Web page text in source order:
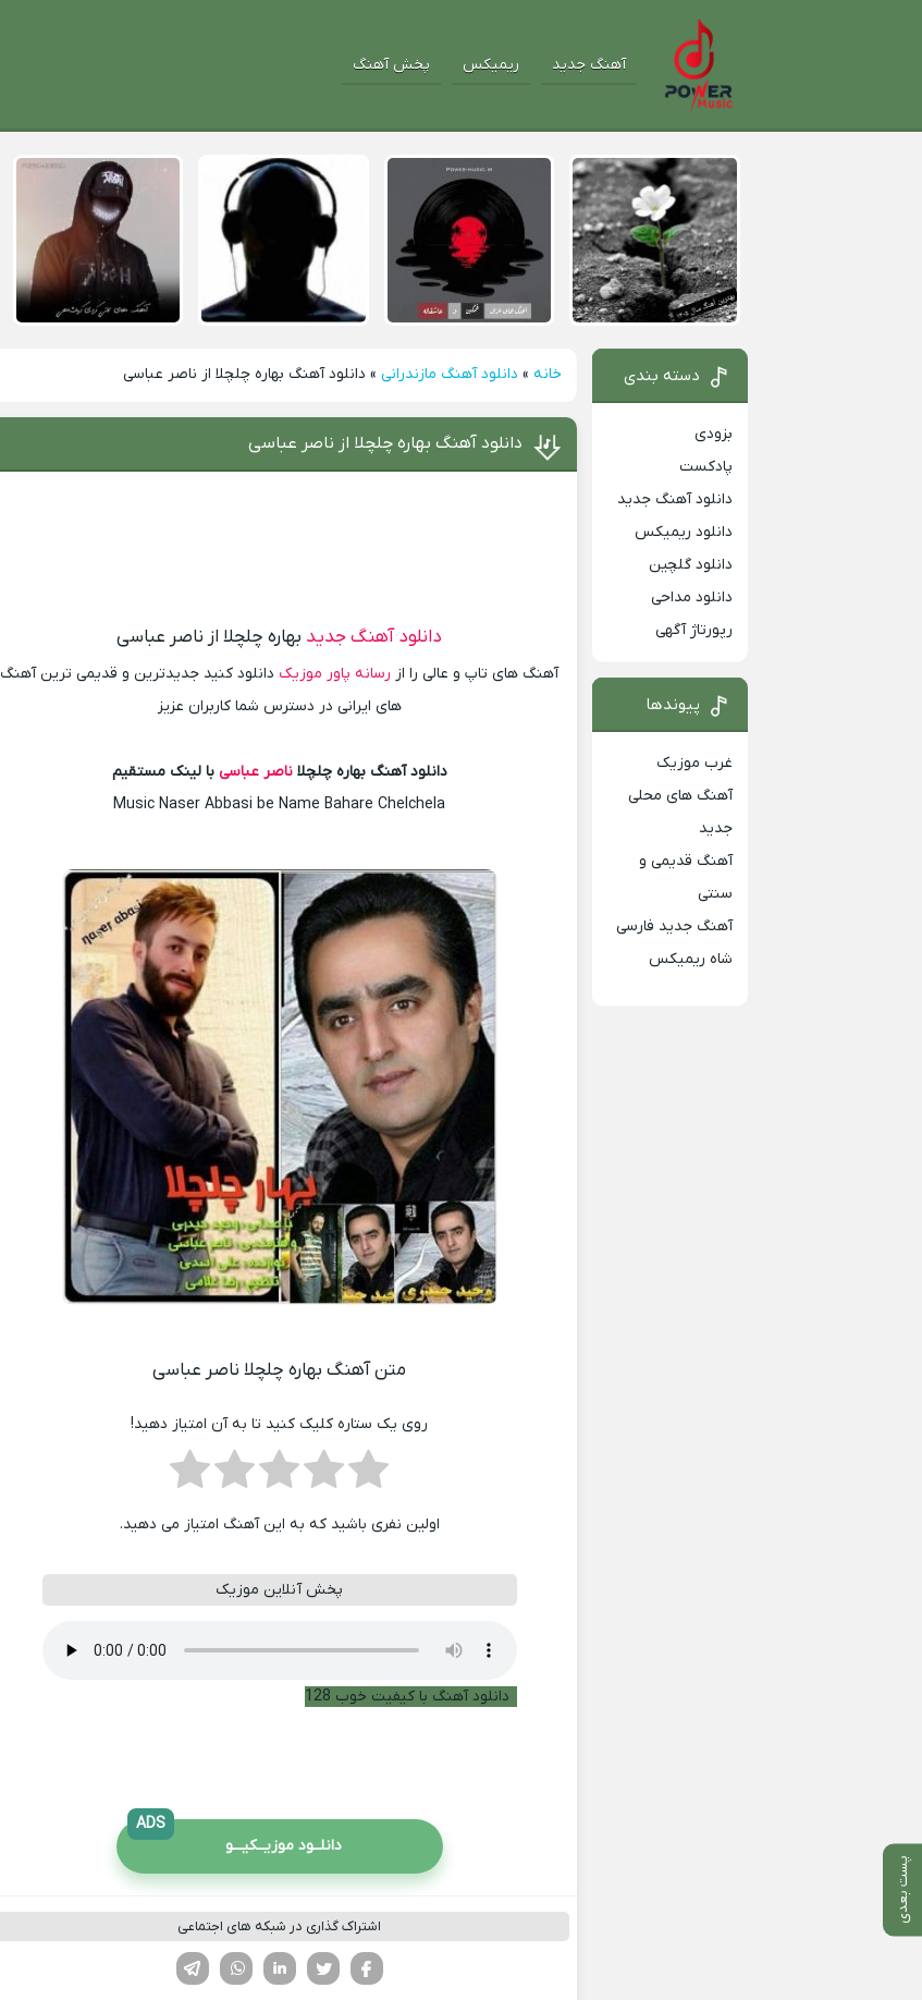
آهنگ جدید ریمیکس پخش آهنگ
خانه » دانلود آهنگ مازندرانی » دانلود آهنگ بهاره چلچلا از ناصر عباسی
پست بعدی
دانلود آهنگ بهاره چلچلا از ناصر عباسی
دانلود آهنگ جدید بهاره چلچلا از ناصر عباسی
آهنگ های تاپ و عالی را از رسانه پاور موزیک دانلود کنید جدیدترین و قدیمی ترین آهنگ
های ایرانی در دسترس شما کاربران عزیز
دانلود آهنگ بهاره چلچلاناصر عباسی با لینک مستقیم
Music Naser Abbasi be Name Bahare Chelchela
متن آهنگ بهاره چلچلا ناصر عباسی
روی یک ستاره کلیک کنید تا به آن امتیاز دهید!
اولین نفری باشید که به این آهنگ امتیاز می دهید.
پخش آنلاین موزیک
دانلود آهنگ با کیفیت خوب 128
دانلــود موزیــکیـــو
ADS
اشتراک گذاری در شبکه های اجتماعی
لینکدین تویتر
فیسوک
دسته بندی
بزودی
پادکست
دانلود آهنگ جدید
دانلود ریمیکس
دانلود گلچین
دانلود مداحی
رپورتاژ آگهی
پیوندها
غرب موزیک
آهنگ های محلی
جدید
آهنگ قدیمی و
سنتی
آهنگ جدید فارسی
شاه ریمیکس